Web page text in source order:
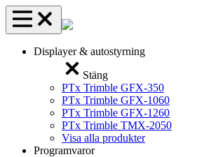
Displayer & autostyrning
Stäng
PTx Trimble GFX-350
PTx Trimble GFX-1060
PTx Trimble GFX-1260
PTx Trimble TMX-2050
Visa alla produkter
Programvaror